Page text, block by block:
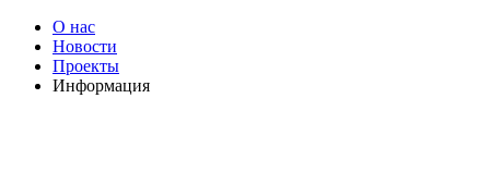
О нас
Новости
Проекты
Информация